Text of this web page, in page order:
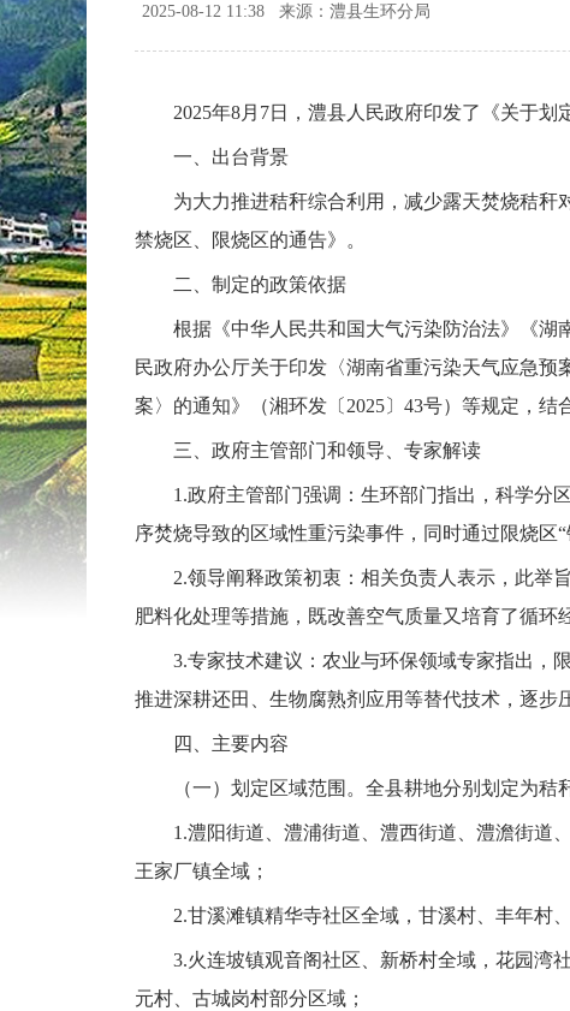
2025-08-12 11:38 来源：澧县生环分局
2025年8月7日，澧县人民政府印发了《关于
一、出台背景
为大力推进秸秆综合利用，减少露天焚烧秸
禁烧区、限烧区的通告》。
二、制定的政策依据
根据《中华人民共和国大气污染防治法》《湖
民政府办公厅关于印发〈湖南省重污染天气应急
案〉的通知》（湘环发〔2025〕43号）等规定，结
三、政府主管部门和领导、专家解读
1.政府主管部门强调：生环部门指出，科学分
序焚烧导致的区域性重污染事件，同时通过限烧区“
2.领导阐释政策初衷：相关负责人表示，此举
肥料化处理等措施，既改善空气质量又培育了循环
3.专家技术建议：农业与环保领域专家指出，
推进深耕还田、生物腐熟剂应用等替代技术，逐步
四、主要内容
（一）划定区域范围。全县耕地分别划定为
1.澧阳街道、澧浦街道、澧西街道、澧澹街道
王家厂镇全域；
2.甘溪滩镇精华寺社区全域，甘溪村、丰年村
3.火连坡镇观音阁社区、新桥村全域，花园湾
元村、古城岗村部分区域；